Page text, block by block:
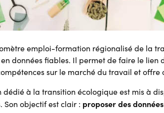
emploi-formation régionalisé de la
données fiables. Il permet de faire le lien
sur le marché du travail et offre
à la transition écologique est mis à
Son objectif est clair : proposer des